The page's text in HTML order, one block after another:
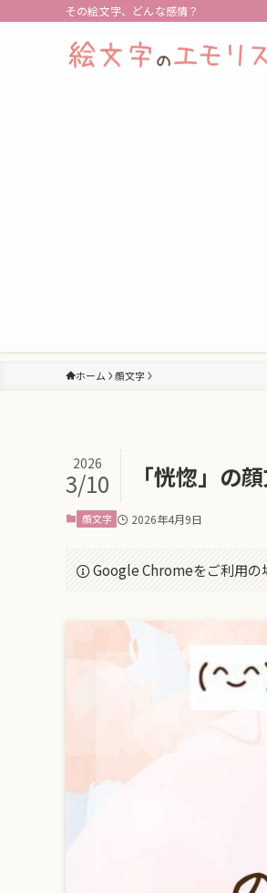
その絵文字、どんな感情？
ホーム 顔文字
「恍惚」の
2026
3/10
顔文字 2026年4月9日
Google Chromeをご利用の